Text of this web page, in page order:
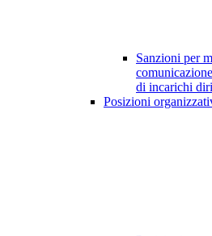
Sanzioni per
di incarichi
Posizioni